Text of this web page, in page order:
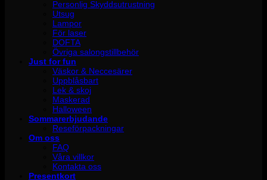
Personlig Skyddsutrustning
Utsug
Lampor
För laser
DOFTA
Övriga salongstillbehör
Just for fun
Väskor & Neccesärer
Uppblåsbart
Lek & skoj
Maskerad
Halloween
Sommarerbjudande
Reseförpackningar
Om oss
FAQ
Våra villkor
Kontakta oss
Presentkort